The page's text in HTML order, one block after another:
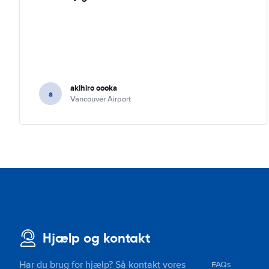
a akihiro oooka
Vancouver Airport
Hjælp og kontakt
Har du brug for hjælp? Så kontakt vores FAQs